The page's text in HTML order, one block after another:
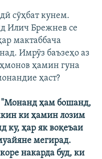
сӯҳбат кунем.
Илич Брежнев се
мактаббача
Имрӯз баъзеҳо аз
ҳамин гуна
ҳаст?
"Монанд ҳам бошанд,
ки ҳамин лозим
ку, ҳар як воқеъаи
мегирад.
накарда буд, ки